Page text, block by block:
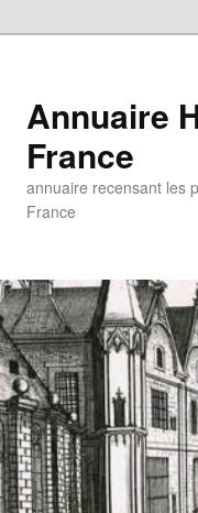
Annuaire
France
annuaire recensant les
France